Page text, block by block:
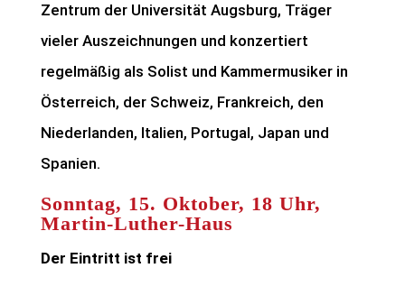
Zentrum der Universität Augsburg, Träger
vieler Auszeichnungen und konzertiert
regelmäßig als Solist und Kammermusiker in
Österreich, der Schweiz, Frankreich, den
Niederlanden, Italien, Portugal, Japan und
Spanien.
Sonntag, 15. Oktober, 18 Uhr,
Martin-Luther-Haus
Der Eintritt ist frei